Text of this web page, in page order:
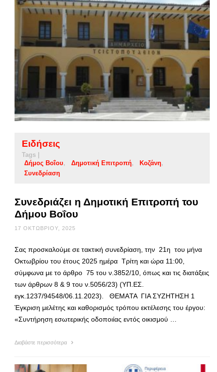
Ειδήσεις
Tags |
Δήμος Βοΐου
Δημοτική Επιτροπή
Κοζάνη
Συνεδρίαση
Συνεδριάζει η Δημοτική Επιτροπή του
Δήμου Βοΐου
17 ΟΚΤΩΒΡΊΟΥ, 2025
Σας προσκαλούμε σε τακτική συνεδρίαση, την 21η του μήνα
Οκτωβρίου του έτους 2025 ημέρα Τρίτη και ώρα 11:00,
σύμφωνα με το άρθρο 75 του ν.3852/10, όπως και τις διατάξεις
των άρθρων 8 & 9 του ν.5056/23) (ΥΠ.ΕΣ.
εγκ.1237/94548/06.11.2023). ΘΕΜΑTA ΓΙΑ ΣΥΖΗΤΗΣΗ 1
Έγκριση μελέτης και καθορισμός τρόπου εκτέλεσης του έργου:
«Συντήρηση εσωτερικής οδοποιίας εντός οικισμού …
Διαβάστε περισσότερα